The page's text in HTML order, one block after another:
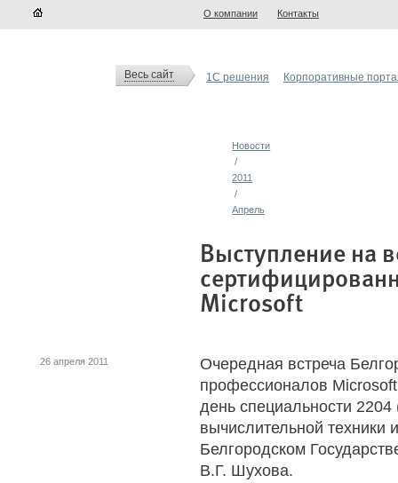
О компании Контакты
Весь сайт 1С решения Корпоративные
Новости
/
2011
/
Апрель
Выступление на
Microsoft
26 апреля 2011
Очередная встреча
профессионалов
день специальности
вычислительной техники
Белгородском
В.Г. Шухова.